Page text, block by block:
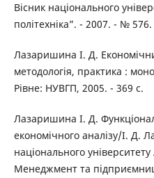
Вісник національного
політехніка”. - 2007. - №
Лазаришина І. Д.
методологія, практика :
Рівне: НУВГП, 2005. - 369 с.
Лазаришина І. Д.
економічного аналізу/І. Д.
національного університету
Менеджмент та